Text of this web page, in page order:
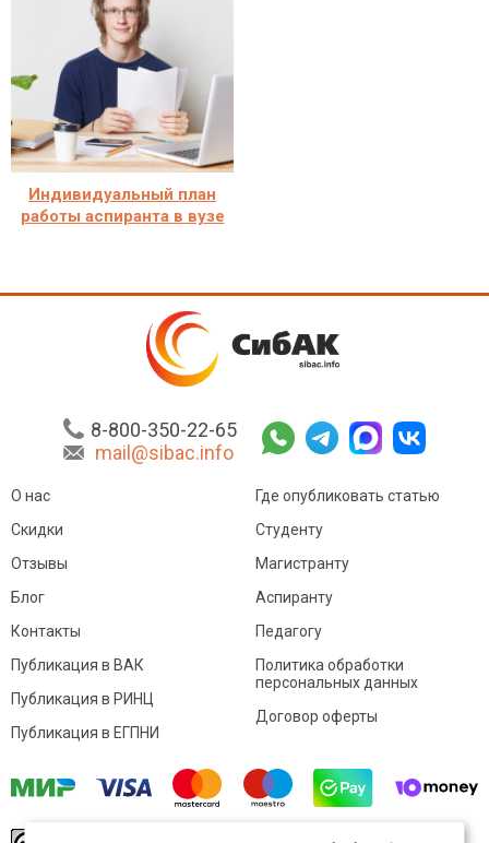
Индивидуальный план
работы аспиранта в вузе
8-800-350-22-65
mail@sibac.info
О нас
Скидки
Отзывы
Блог
Контакты
Где опубликовать статью
Студенту
Магистранту
Аспиранту
Педагогу
Публикация в ВАК
Публикация в РИНЦ
Публикация в ЕГПНИ
Политика обработки
персональных данных
Договор оферты